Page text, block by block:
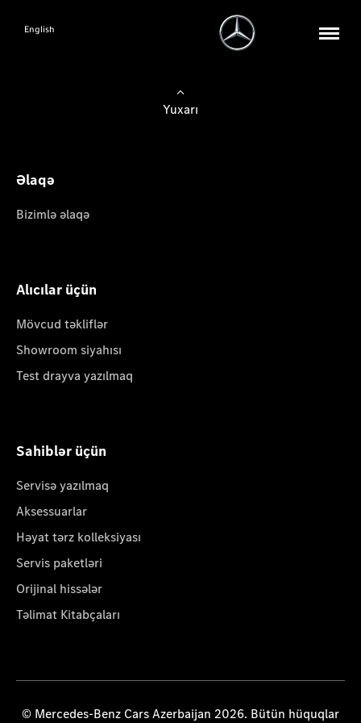
English
Yuxarı
Əlaqə
Bizimlə əlaqə
Alıcılar üçün
Mövcud təkliflər
Showroom siyahısı
Test drayva yazılmaq
Sahiblər üçün
Servisə yazılmaq
Aksessuarlar
Həyat tərz kolleksiyası
Servis paketləri
Orijinal hissələr
Təlimat Kitabçaları
© Mercedes-Benz Cars Azerbaijan 2026. Bütün hüquqlar